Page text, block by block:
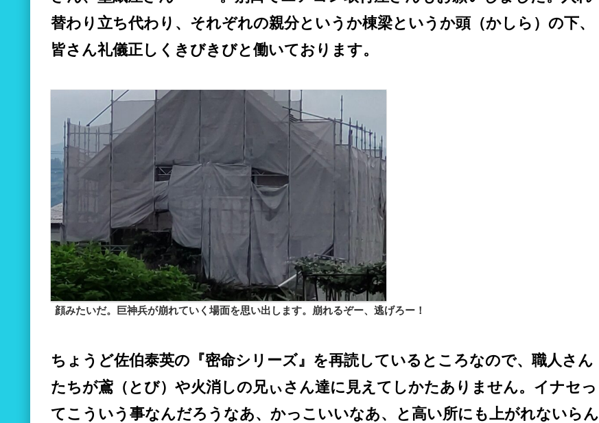
替わり立ち代わり、それぞれの親分というか棟梁というか頭（かしら）の下、
皆さん礼儀正しくきびきびと働いております。
顔みたいだ。巨神兵が崩れていく場面を思い出します。崩れるぞー、逃げろー！
ちょうど佐伯泰英の『密命シリーズ』を再読しているところなので、職人さん
たちが鳶（とび）や火消しの兄ぃさん達に見えてしかたありません。イナセっ
てこういう事なんだろうなあ、かっこいいなあ、と高い所にも上がれないらん